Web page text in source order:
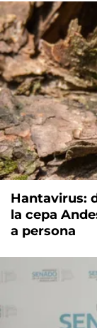
Hantavirus:
la cepa
a persona